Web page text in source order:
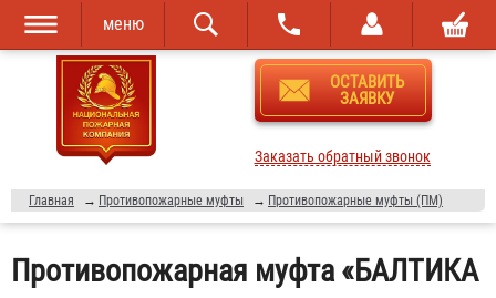
Перейти к
основному
содержанию
Skip to
navigation
меню
ОСТАВИТЬ
ЗАЯВКУ
Заказать обратный звонок
Главная → Противопожарные муфты → Противопожарные муфты (ПМ)
Противопожарная муфта «БАЛТИКА